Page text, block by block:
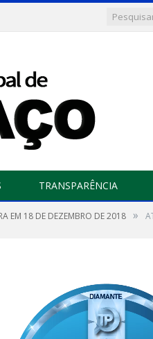
TRANSPARÊNCIA
EM 18 DE DEZEMBRO DE 2018 »